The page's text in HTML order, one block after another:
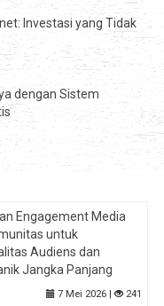
Investasi yang Tidak
dengan Sistem
Engagement Media
untuk
Audiens dan
Jangka Panjang
7 Mei 2026 | 241